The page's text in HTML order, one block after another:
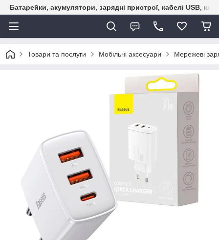
Батарейки, акумулятори, зарядні пристрої, кабелі USB,
Товари та послуги Мобільні аксесуари Мережеві